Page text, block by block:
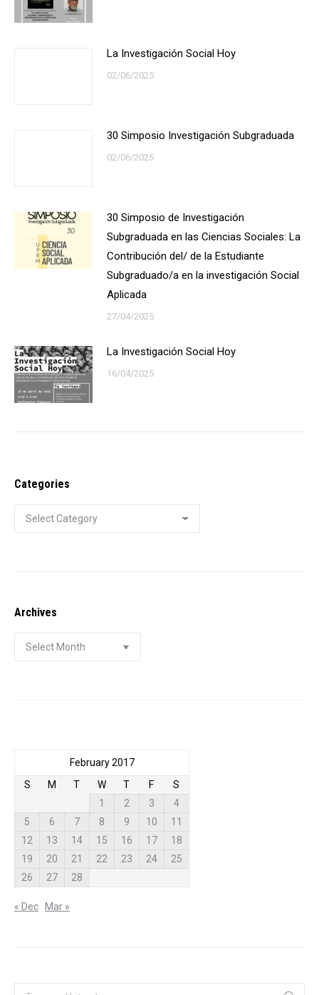
La Investigación Social Hoy
02/06/2025
30 Simposio Investigación Subgraduada
02/06/2025
30 Simposio de Investigación
Subgraduada en las Ciencias Sociales: La
Contribución del/ de la Estudiante
Subgraduado/a en la investigación Social
Aplicada
27/04/2025
La Investigación Social Hoy
16/04/2025
Categories
Categories
Archives
Archives
February 2017
S
M T W T F
S
1
2 3
4
5
6 7 8 9 10
11
12
13 14 15 16 17
18
19
20 21 22 23 24
25
26
27 28
« Dec Mar »
Search: